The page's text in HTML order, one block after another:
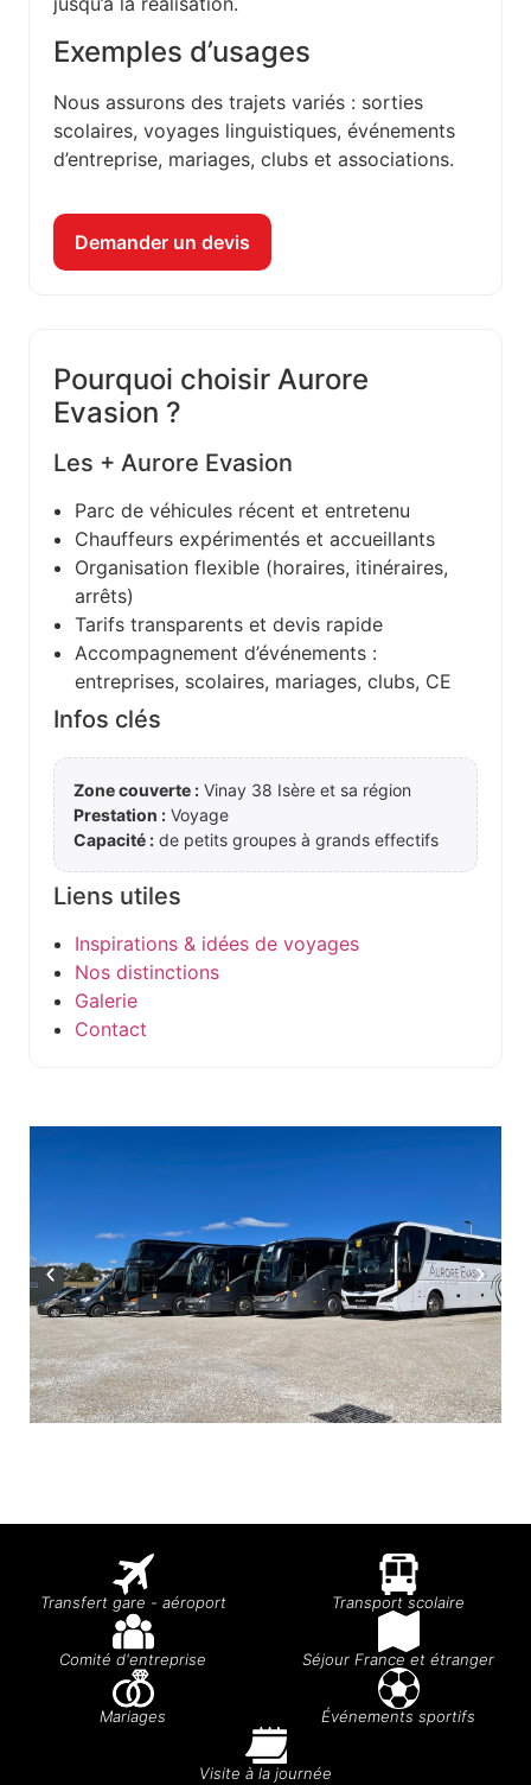
Exemples d’usages
Nous assurons des trajets variés : sorties
scolaires, voyages linguistiques, événements
d’entreprise, mariages, clubs et associations.
Demander un devis
Pourquoi choisir Aurore
Evasion ?
Les + Aurore Evasion
Parc de véhicules récent et entretenu
Chauffeurs expérimentés et accueillants
Organisation flexible (horaires, itinéraires,
arrêts)
Tarifs transparents et devis rapide
Accompagnement d’événements :
entreprises, scolaires, mariages, clubs, CE
Infos clés
Zone couverte : Vinay 38 Isère et sa région
Prestation : Voyage
Capacité : de petits groupes à grands effectifs
Liens utiles
Inspirations & idées de voyages
Nos distinctions
Galerie
Contact
Transfert gare - aéroport Transport scolaire
Comité d'entreprise Séjour France et étranger
Mariages Événements sportifs
Visite à la journée